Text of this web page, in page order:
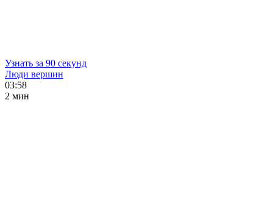
Узнать за 90 секунд
Люди вершин
03:58
2 мин